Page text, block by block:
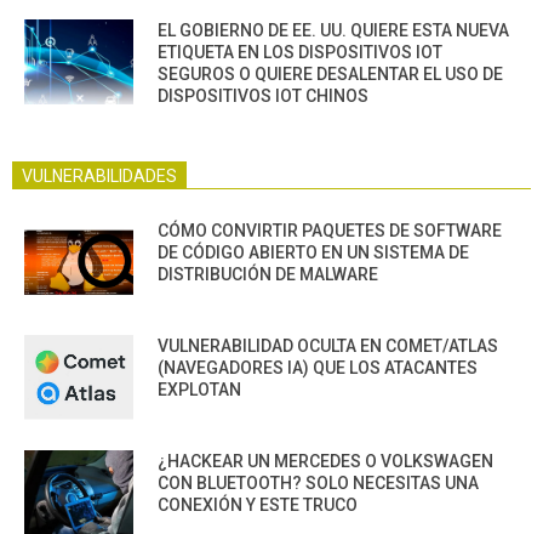
EL GOBIERNO DE EE. UU. QUIERE ESTA NUEVA
ETIQUETA EN LOS DISPOSITIVOS IOT
SEGUROS O QUIERE DESALENTAR EL USO DE
DISPOSITIVOS IOT CHINOS
VULNERABILIDADES
CÓMO CONVIRTIR PAQUETES DE SOFTWARE
DE CÓDIGO ABIERTO EN UN SISTEMA DE
DISTRIBUCIÓN DE MALWARE
VULNERABILIDAD OCULTA EN COMET/ATLAS
(NAVEGADORES IA) QUE LOS ATACANTES
EXPLOTAN
¿HACKEAR UN MERCEDES O VOLKSWAGEN
CON BLUETOOTH? SOLO NECESITAS UNA
CONEXIÓN Y ESTE TRUCO